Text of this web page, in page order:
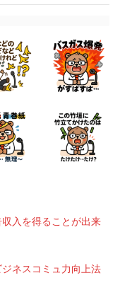
入を得ることが出来
ジネスコミュ力向上法